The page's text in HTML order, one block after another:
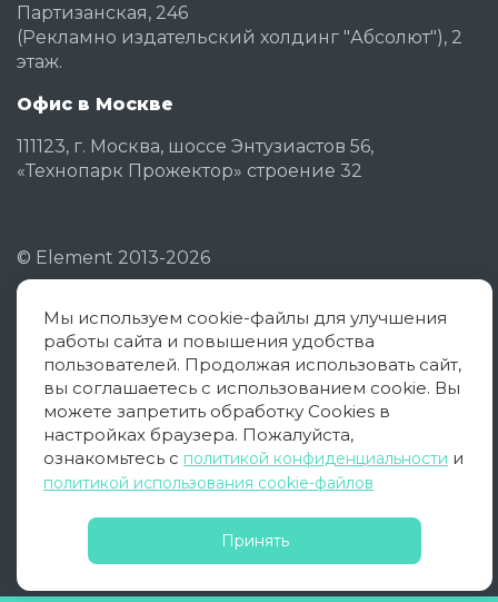
Партизанская, 246
(Рекламно издательский холдинг "Абсолют"), 2
этаж.
Офис в Москве
111123, г. Москва, шоссе Энтузиастов 56,
«Технопарк Прожектор» строение 32
© Element 2013-2026
Политика конфиденциальности
Согласие на обработку ПД
Политика использования cookies
Оферта
Мы используем cookie-файлы для улучшения
работы сайта и повышения удобства
пользователей. Продолжая использовать сайт,
вы соглашаетесь с использованием cookie. Вы
можете запретить обработку Cookies в
настройках браузера. Пожалуйста,
ознакомьтесь с политикой конфиденциальности и
политикой использования cookie-файлов
Принять